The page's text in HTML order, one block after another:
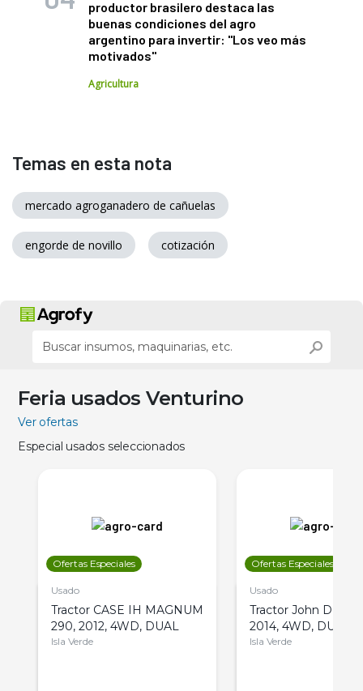
productor brasilero destaca las
buenas condiciones del agro
argentino para invertir: "Los veo más
motivados"
Agricultura
Temas en esta nota
mercado agroganadero de cañuelas
engorde de novillo cotización
Feria usados Venturino
Ver ofertas
Especial usados seleccionados
Ofertas Especiales
Usado
Tractor CASE IH MAGNUM
290, 2012, 4WD, DUAL
Isla Verde
Ofertas Especiales
Usado
Tractor John Deere
2014, 4WD, DUAL
Isla Verde